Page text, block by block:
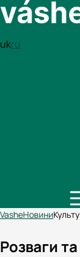
ukru
VasheНовини
Розваги